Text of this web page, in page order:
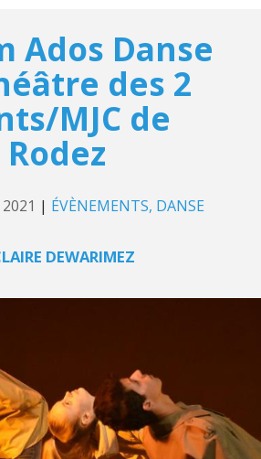
Ados Danse
des 2
MJC de
Rodez
| ÉVÈNEMENTS DANSE
DEWARIMEZ